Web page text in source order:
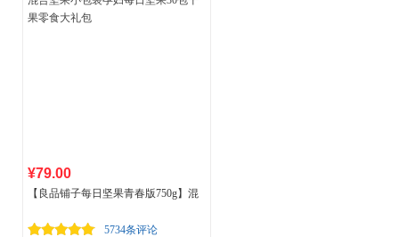
¥79.00
【良品铺子每日坚果青春版750g】混
零食大礼包
5734条评论